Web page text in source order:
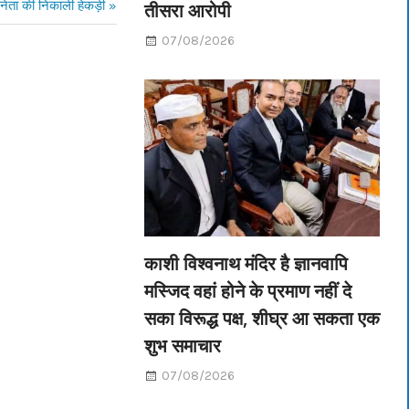
की निकाली हेकड़ी
तीसरा आरोपी
07/08/2026
काशी विश्वनाथ मंदिर है ज्ञानवापि
मस्जिद वहां होने के प्रमाण नहीं दे
सका विरूद्ध पक्ष, शीघ्र आ सकता एक
शुभ समाचार
07/08/2026